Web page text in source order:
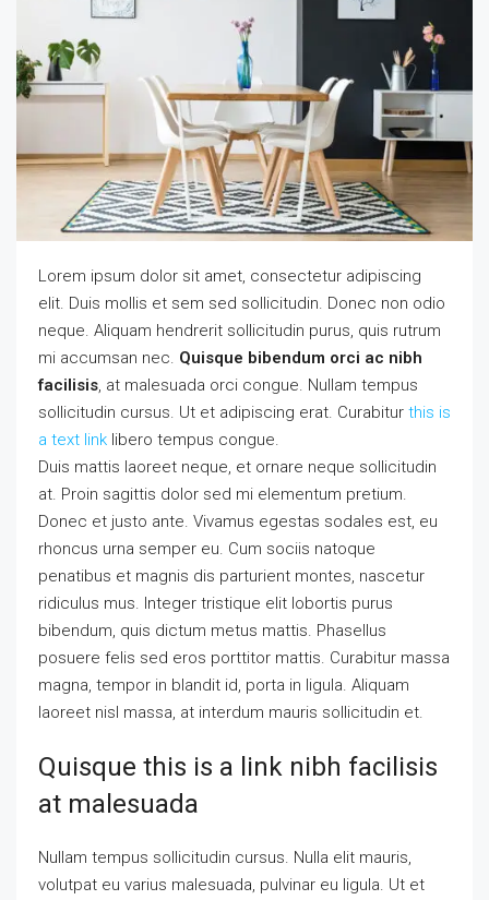
Lorem ipsum dolor sit amet, consectetur adipiscing
elit. Duis mollis et sem sed sollicitudin. Donec non odio
neque. Aliquam hendrerit sollicitudin purus, quis rutrum
mi accumsan nec. Quisque bibendum orci ac nibh
facilisis , at malesuada orci congue. Nullam tempus
sollicitudin cursus. Ut et adipiscing erat. Curabitur this is
a text link libero tempus congue.
Duis mattis laoreet neque, et ornare neque sollicitudin
at. Proin sagittis dolor sed mi elementum pretium.
Donec et justo ante. Vivamus egestas sodales est, eu
rhoncus urna semper eu. Cum sociis natoque
penatibus et magnis dis parturient montes, nascetur
ridiculus mus. Integer tristique elit lobortis purus
bibendum, quis dictum metus mattis. Phasellus
posuere felis sed eros porttitor mattis. Curabitur massa
magna, tempor in blandit id, porta in ligula. Aliquam
laoreet nisl massa, at interdum mauris sollicitudin et.
Quisque this is a link nibh facilisis
at malesuada
Nullam tempus sollicitudin cursus. Nulla elit mauris,
volutpat eu varius malesuada, pulvinar eu ligula. Ut et